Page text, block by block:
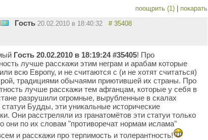
поощрить (1) покарать
Гость 20.02.2010 в 18:40:32 # 35408
Гость 20.02.2010 в 18:19:24 #35405! Про
лучше расскажи этим неграм и арабам которые
всю Европу, и не считаются с (и не хотят считаться)
традициями обычаями приютившей их страны. Про
лучше расскажи тем афганцам, которые у себя в
разрушили огромные, вырубленные в скалах
статуи Будды, эти уникальные исторические
Они расстреляли из гранатомётов эти статуи только
они по их словам "противоречат нормам ислама"
и расскажи про терпимость и толерантность!